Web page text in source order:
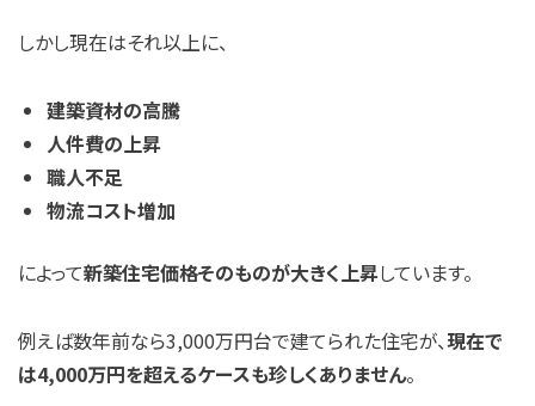
しかし現在はそれ以上に、
建築資材の高騰
人件費の上昇
職人不足
物流コスト増加
によって新築住宅価格そのものが大きく上昇しています。
例えば数年前なら3,000万円台で建てられた住宅が、現在で
は4,000万円を超えるケースも珍しくありません。